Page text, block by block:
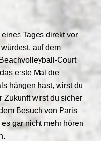
Tages direkt vor
auf dem
Court
erste Mal die
hängen hast, wirst du
Zukunft wirst du sicher
Besuch von Paris
gar nicht mehr hören